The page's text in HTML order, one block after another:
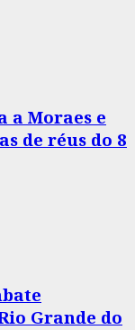
a Moraes e
de réus do 8
Grande do